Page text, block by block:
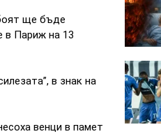
ще бъде
в Париж на 13
в знак на
венци в памет